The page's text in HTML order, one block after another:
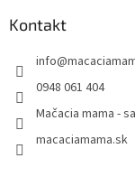
Kontakt
info@
0948 061 404
Mačacia mama -
macaciamama.sk